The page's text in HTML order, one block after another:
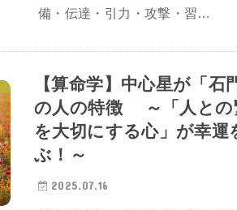
備・伝達・引力・攻撃・習…
【算命学】中心星が「石
の人の特徴 ～「人との
を大切にする心」が幸運
ぶ！～
2025.07.16